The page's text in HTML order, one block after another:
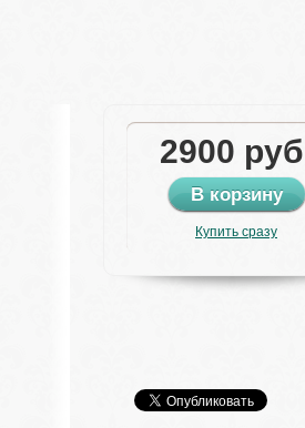
2900
В корзину
Купить сразу